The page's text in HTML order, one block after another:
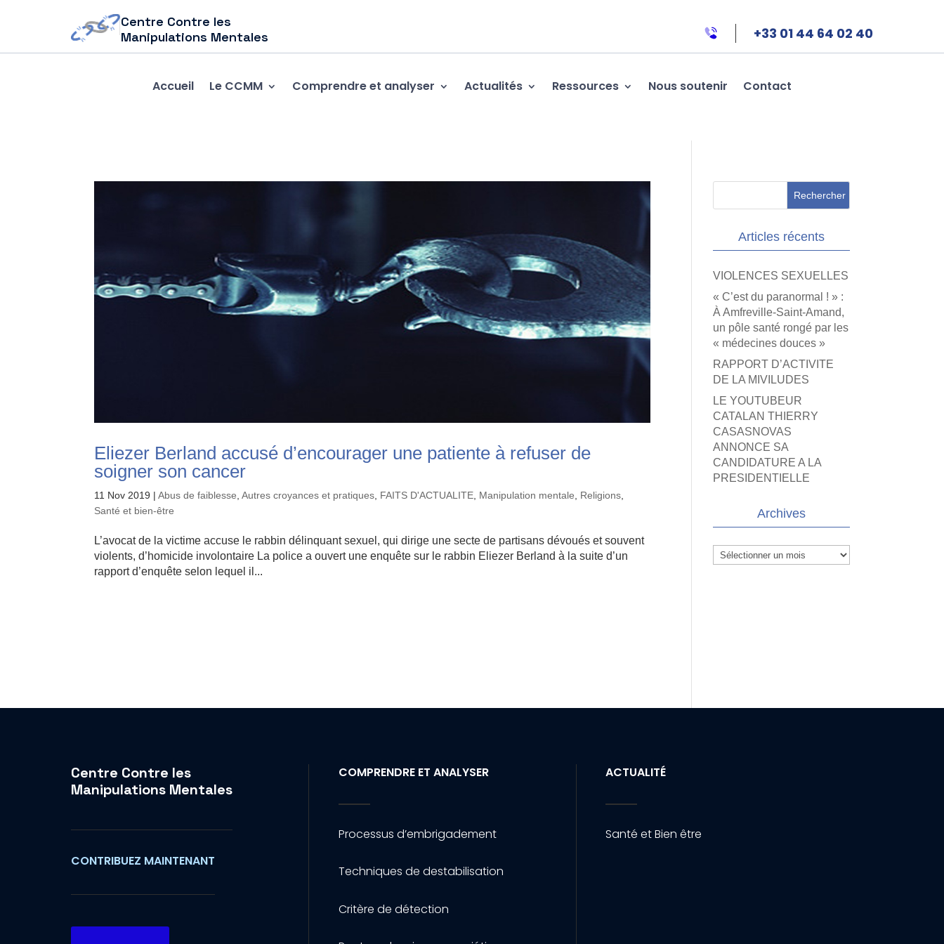
Centre Contre les
Manipulations Mentales
+33 01 44 64 02 40
Accueil Le CCMM Comprendre et analyser Actualités Ressources Nous soutenir Contact
Eliezer Berland accusé d’encourager une patiente à refuser de
soigner son cancer
11 Nov 2019 |Abus de faiblesse ,Autres croyances et pratiques FAITS D'ACTUALITE Manipulation mentale Religions
Santé et bien-être
L’avocat de la victime accuse le rabbin délinquant sexuel, qui dirige une secte de partisans dévoués et souvent
violents, d’homicide involontaire La police a ouvert une enquête sur le rabbin Eliezer Berland à la suite d’un
rapport d’enquête selon lequel il...
Articles récents
VIOLENCES SEXUELLES
« C’est du paranormal ! » :
À Amfreville-Saint-Amand,
un pôle santé rongé par les
« médecines douces »
RAPPORT D’ACTIVITE
DE LA MIVILUDES
LE YOUTUBEUR
CATALAN THIERRY
CASASNOVAS
ANNONCE SA
CANDIDATURE A LA
PRESIDENTIELLE
Archives
Archives
Centre Contre les
Manipulations Mentales
CONTRIBUEZ MAINTENANT
COMPRENDRE ET ANALYSER
Processus d’embrigadement
Techniques de destabilisation
Critère de détection
ACTUALITÉ
Santé et Bien être